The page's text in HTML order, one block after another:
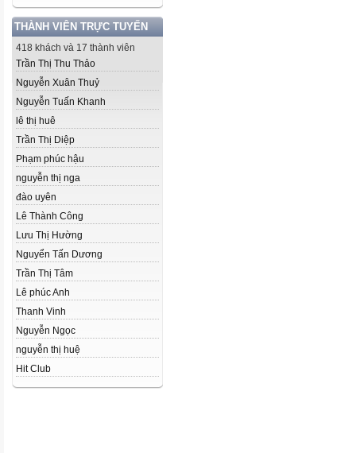
THÀNH VIÊN TRỰC TUYẾN
418 khách và 17 thành viên
Trần Thị Thu Thảo
Nguyễn Xuân Thuỷ
Nguyễn Tuấn Khanh
lê thị huê
Trần Thị Diệp
Phạm phúc hậu
nguyễn thị nga
đào uyên
Lê Thành Công
Lưu Thị Hường
Nguyển Tấn Dương
Trần Thị Tâm
Lê phúc Anh
Thanh Vinh
Nguyễn Ngọc
nguyễn thị huệ
Hit Club